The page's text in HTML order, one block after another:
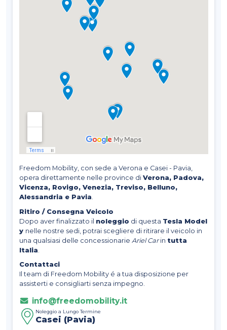
Freedom Mobility, con sede a Verona e Casei - Pavia,
opera direttamente nelle province di Verona, Padova,
Vicenza, Rovigo, Venezia, Treviso, Belluno,
Alessandria e Pavia.
Ritiro / Consegna Veicolo
Dopo aver finalizzato il noleggio di questa Tesla Model
y nelle nostre sedi, potrai scegliere di ritirare il veicolo in
una qualsiasi delle concessionarie Ariel Carin tutta
Italia
Contattaci
Il team di Freedom Mobility é a tua disposizione per
assisterti e consigliarti senza impegno.
info@freedomobility.it
Noleggio a Lungo Termine
Casei (Pavia)